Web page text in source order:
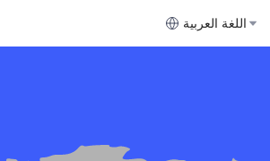
اللغة العربية